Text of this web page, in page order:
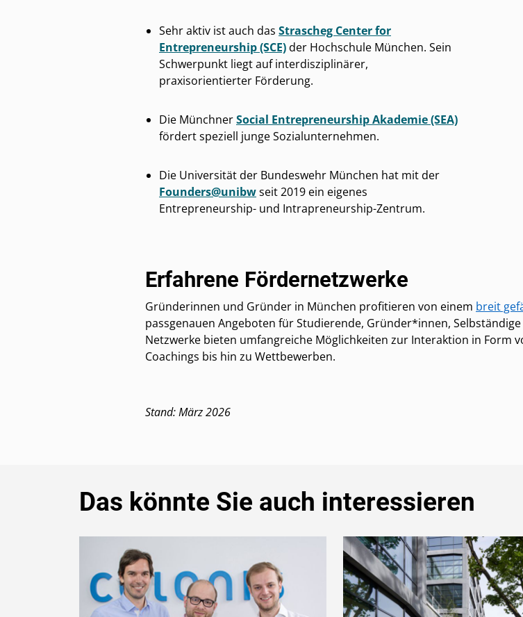
Sehr aktiv ist auch das Strascheg Center for
Entrepreneurship (SCE)der Hochschule München. Sein
Schwerpunkt liegt auf interdisziplinärer,
praxisorientierter Förderung.
Die MünchnerSocial Entrepreneurship Akademie (SEA)
fördert speziell junge Sozialunternehmen.
Die Universität der Bundeswehr München hat mit der
Founders@unibwseit 2019 ein eigenes
Entrepreneurship- und Intrapreneurship-Zentrum.
Erfahrene Fördernetzwerke
Gründerinnen und Gründer in München profitieren von einem breit
passgenauen Angeboten für Studierende, Gründer*innen,
Netzwerke bieten umfangreiche Möglichkeiten zur Interaktion in Form
Coachings bis hin zu Wettbewerben.
Stand: März 2026
Das könnte Sie auch interessieren